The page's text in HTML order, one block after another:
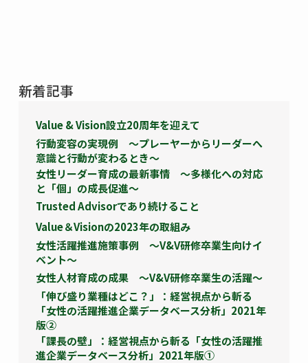
Value & Vision設立20周年を迎えて
行動変容の実現例 ～プレーヤーからリーダーへ
意識と行動が変わるとき～
女性リーダー育成の最新事情 ～多様化への対応
と「個」の成長促進～
Trusted Advisorであり続けること
Value＆Visionの2023年の取組み
女性活躍推進施策事例 ～V&V研修卒業生向けイ
ベント～
女性人材育成の成果 ～V&V研修卒業生の活躍～
「伸び盛り業種はどこ？」：経営視点から斬る
「女性の活躍推進企業データベース分析」2021年
版②
「課長の壁」：経営視点から斬る「女性の活躍推
進企業データベース分析」2021年版①
新着記事